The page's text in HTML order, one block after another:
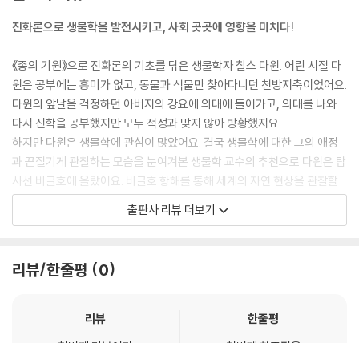
진화론으로 생물학을 발전시키고, 사회 곳곳에 영향을 미치다!
《종의 기원》으로 진화론의 기초를 닦은 생물학자 찰스 다윈. 어린 시절 다
윈은 공부에는 흥미가 없고, 동물과 식물만 찾아다니던 천방지축이었어요.
다윈의 앞날을 걱정하던 아버지의 강요에 의대에 들어가고, 의대를 나와
다시 신학을 공부했지만 모두 적성과 맞지 않아 방황했지요.
하지만 다윈은 생물학에 관심이 많았어요. 결국 생물학에 대한 그의 애정
과 끈질기게 관찰하는 모습을 눈여겨본 생물학 교수의 추천으로 다윈은 탐
사선 비글호에 올랐어요. 비글호 항해를 통해 세계의 자연 현상을 관찰할
수 있었지요. 세계에서 수집한 연구 자료와 꼼꼼하게 적은 기록을 발표하
면서 다윈은 어느새 영국에서 주목받는 학자가 되었어요. 긴 항해를 마치
윈의 진화론은 교육, 정치, 종교 등 사회 전 분야에 많은 영향을 미쳤답니
출판사 리뷰 더보기
리뷰/한줄평 0
리뷰
한줄평